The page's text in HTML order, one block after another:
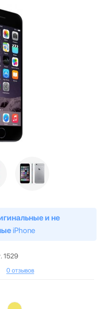
и не
iPhone
1529
0 отзывов